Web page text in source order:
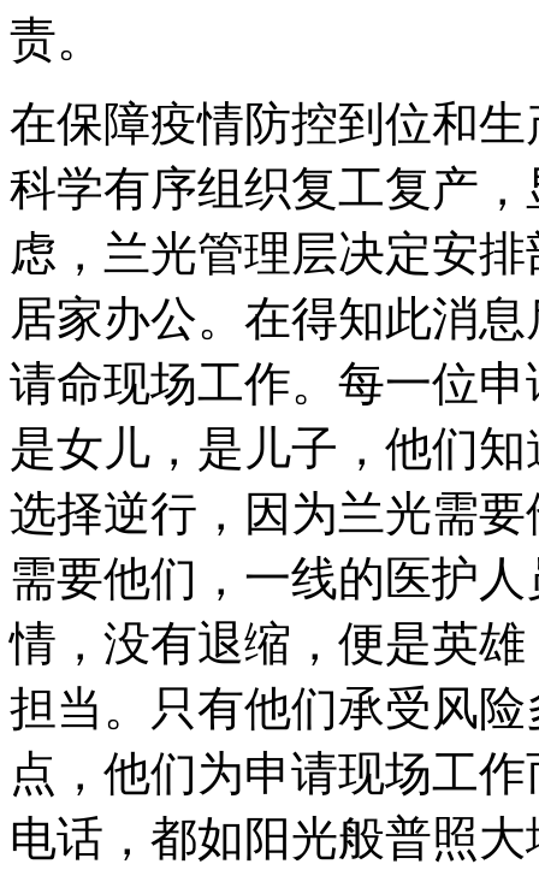
责。
在保障疫情防控到位和
科学有序组织复工复产
虑，兰光管理层决定安
居家办公。在得知此消
请命现场工作。每一位
是女儿，是儿子，他们
选择逆行，因为兰光需
需要他们，一线的医护
情，没有退缩，便是英
担当。只有他们承受风
点，他们为申请现场工
电话，都如阳光般普照